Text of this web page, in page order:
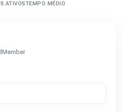
ATIVOSTEMPO MÉDIO